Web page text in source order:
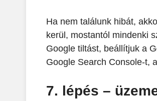
Ha nem találunk hibát,
kerül, mostantól mindenki
Google tiltást, beállítjuk a
Google Search Console-t,
7. lépés –